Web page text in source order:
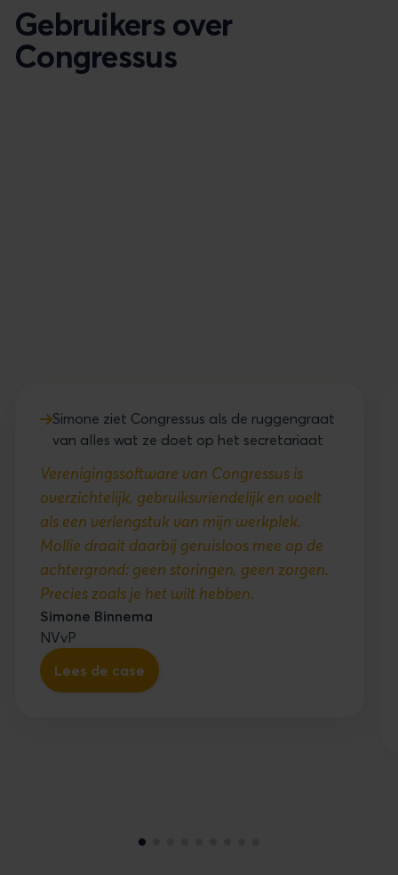
Gebruikers over
Congressus
Simone ziet Congressus als de ruggengraat
van alles wat ze doet op het secretariaat
Verenigingssoftware van Congressus is
overzichtelijk, gebruiksvriendelijk en voelt
als een verlengstuk van mijn werkplek.
Mollie draait daarbij geruisloos mee op de
achtergrond: geen storingen, geen zorgen.
Precies zoals je het wilt hebben.
Simone Binnema
NVvP
Lees de case